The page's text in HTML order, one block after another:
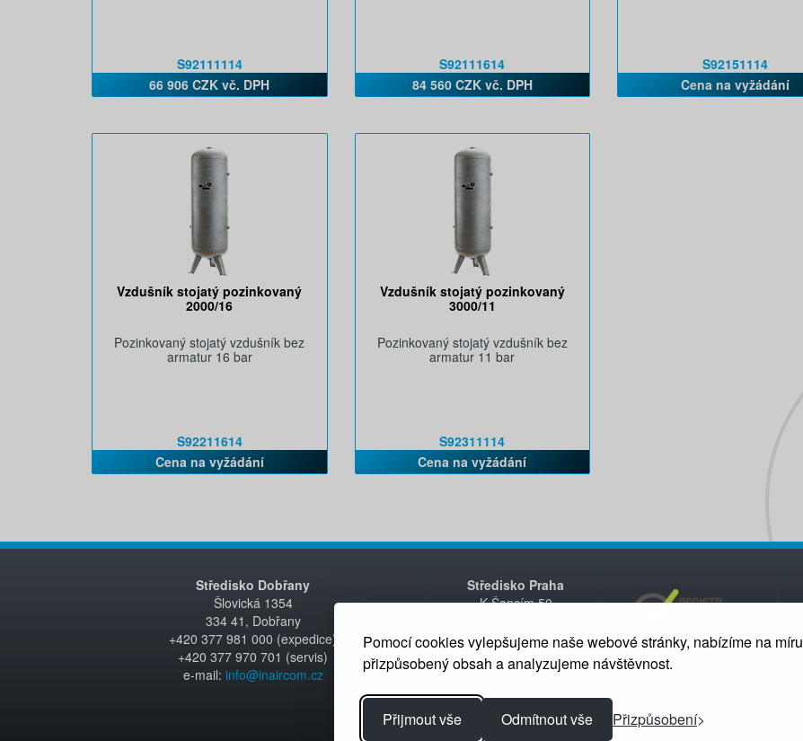
Pomocí cookies vylepšujeme naše webové stránky, nabízíme na míru
přizpůsobený obsah a analyzujeme návštěvnost.
Přijmout vše Odmítnout vše Přizpůsobení
S92111114
66 906 CZK vč. DPH
S92111614
84 560 CZK vč. DPH
S92151114
Cena na vyžádání
Vzdušník stojatý pozinkovaný
2000/16
Pozinkovaný stojatý vzdušník bez
armatur 16 bar
S92211614
Cena na vyžádání
Vzdušník stojatý pozinkovaný
3000/11
Pozinkovaný stojatý vzdušník bez
armatur 11 bar
S92311114
Cena na vyžádání
Středisko Dobřany
Šlovická 1354
334 41, Dobřany
+420 377 981 000 (expedice)
+420 377 970 701 (servis)
e-mail: info@inaircom.cz
Středisko Praha
K Šancím 50
+420 235 312 200